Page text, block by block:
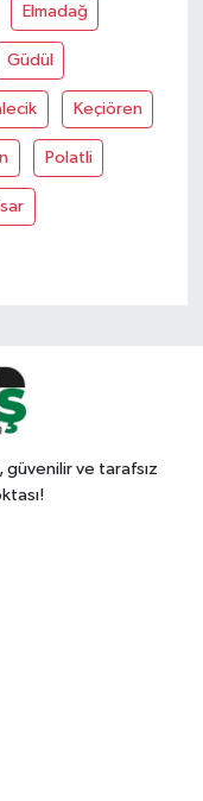
Elmadağ
Güdül
Keçiören
Polatli
güvenilir ve tarafsız